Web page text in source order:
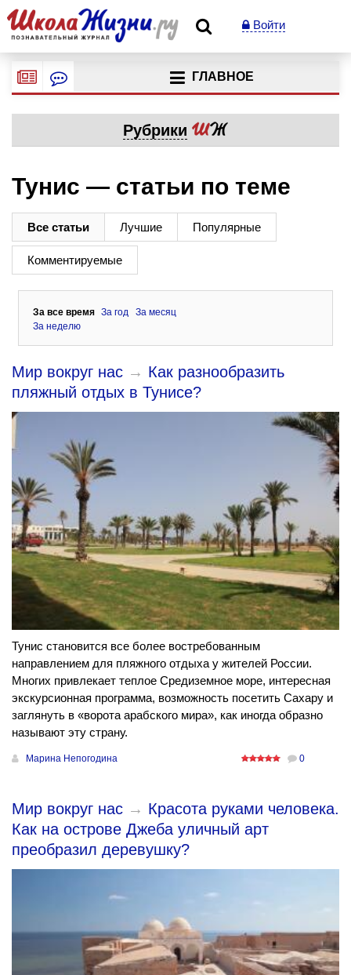
Войти
ГЛАВНОЕ
Рубрики
Тунис — статьи по теме
Все статьи Лучшие Популярные
Комментируемые
За все время За год
За месяц
За неделю
Мир вокруг нас → Как разнообразить
пляжный отдых в Тунисе?
Тунис становится все более востребованным
направлением для пляжного отдыха у жителей России.
Многих привлекает теплое Средиземное море, интересная
экскурсионная программа, возможность посетить Сахару и
заглянуть в «ворота арабского мира», как иногда образно
называют эту страну.
Марина Непогодина 0
Мир вокруг нас → Красота руками человека.
Как на острове Джеба уличный арт
преобразил деревушку?